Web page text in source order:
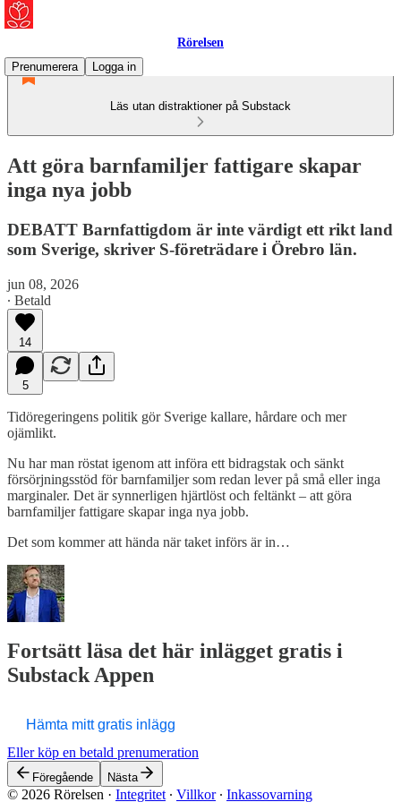
Rörelsen
Prenumerera
Logga in
Läs utan distraktioner på Substack
Att göra barnfamiljer fattigare skapar
inga nya jobb
DEBATT Barnfattigdom är inte värdigt ett rikt land
som Sverige, skriver S-företrädare i Örebro län.
jun 08, 2026
∙ Betald
14
5
Tidöregeringens politik gör Sverige kallare, hårdare och mer
ojämlikt.
Nu har man röstat igenom att införa ett bidragstak och sänkt
försörjningsstöd för barnfamiljer som redan lever på små eller inga
marginaler. Det är synnerligen hjärtlöst och feltänkt – att göra
barnfamiljer fattigare skapar inga nya jobb.
Det som kommer att hända när taket införs är in…
Fortsätt läsa det här inlägget gratis i
Substack Appen
Hämta mitt gratis inlägg
Eller köp en betald prenumeration
Föregående Nästa
© 2026 Rörelsen · Integritet ∙ Villkor∙ Inkassovarning